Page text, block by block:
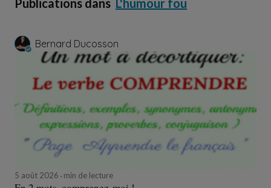
Publications dans L'humour fou
Bernard Ducosson
5 août 2026 min de lecture